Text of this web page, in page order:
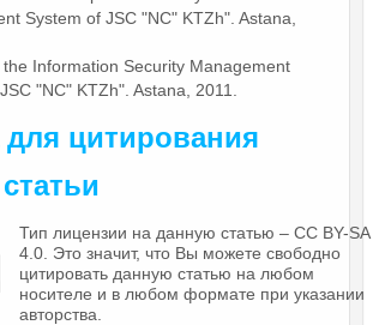
System of JSC "NC" KTZh". Astana,
the Information Security Management
"NC" KTZh". Astana, 2011.
цитирования
Тип лицензии на данную статью – CC BY-SA
4.0. Это значит, что Вы можете свободно
цитировать данную статью на любом
носителе и в любом формате при указании
авторства.